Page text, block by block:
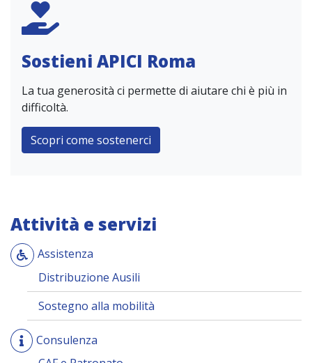
Sostieni APICI Roma
La tua generosità ci permette di aiutare chi è più in
difficoltà.
Scopri come sostenerci
Attività e servizi
Assistenza
Distribuzione Ausili
Sostegno alla mobilità
Consulenza